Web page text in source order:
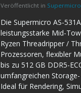
Veröffentlicht in Supermicro
Die Supermicro AS-
leistungsstarke Mid-
Ryzen Threadripper /
Prozessoren, flexibler
bis zu 512 GB DDR5-
umfangreichen
Ideal für Rendering,